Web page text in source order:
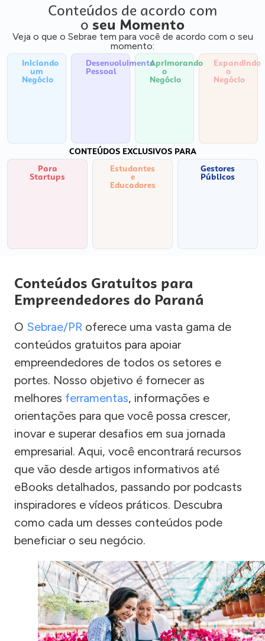
Conteúdos de acordo com
o seu Momento
Veja o que o Sebrae tem para você de acordo com o seu
momento:
Iniciando
um
Negócio
Desenvolvimento
Pessoal
Aprimorando
o
Negócio
Expandindo
o
Negócio
CONTEÚDOS EXCLUSIVOS PARA
Para
Startups
Estudantes
e
Educadores
Gestores
Públicos
Conteúdos Gratuitos para
Empreendedores do Paraná
O Sebrae/PR oferece uma vasta gama de
conteúdos gratuitos para apoiar
empreendedores de todos os setores e
portes. Nosso objetivo é fornecer as
melhores ferramentas, informações e
orientações para que você possa crescer,
inovar e superar desafios em sua jornada
empresarial. Aqui, você encontrará recursos
que vão desde artigos informativos até
eBooks detalhados, passando por podcasts
inspiradores e vídeos práticos. Descubra
como cada um desses conteúdos pode
beneficiar o seu negócio.